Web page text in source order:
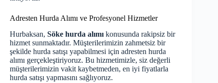
Adresten Hurda Alımı ve Profesyonel Hizmetler
Hurbaksan, Söke hurda alımı konusunda rakipsiz bir
hizmet sunmaktadır. Müşterilerimizin zahmetsiz bir
şekilde hurda satışı yapabilmesi için adresten hurda
alımı gerçekleştiriyoruz. Bu hizmetimizle, siz değerli
müşterilerimizin vakit kaybetmeden, en iyi fiyatlarla
hurda satışı yapmasını sağlıyoruz.